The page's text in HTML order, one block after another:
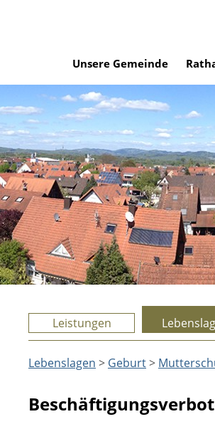
Unsere Gemeinde
Leistungen
Lebenslagen > Geburt>